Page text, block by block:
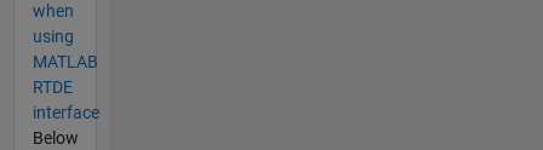
when
using
MATLAB
RTDE
interface
Below